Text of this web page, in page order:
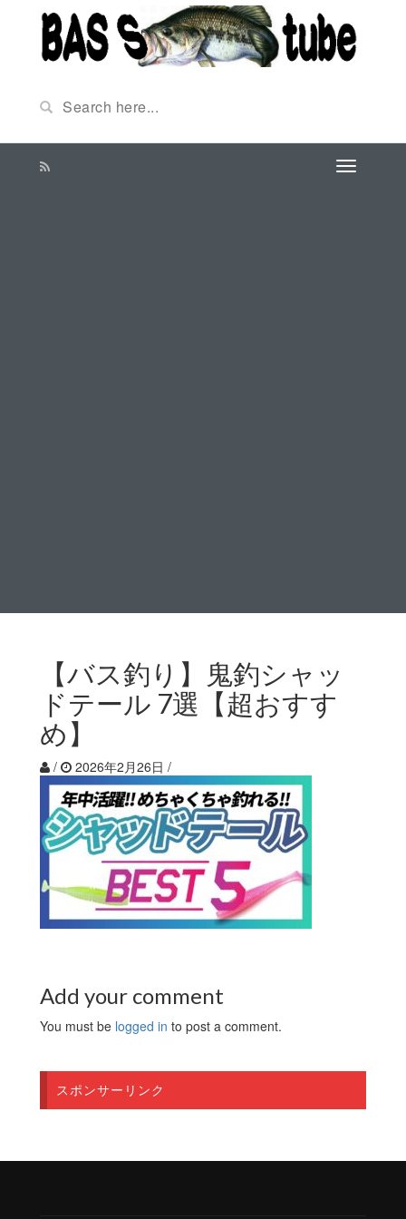
【バス釣り】鬼釣シャッ
ドテール 7選【超おすす
め】
/ 2026年2月26日 /
Add your comment
You must be logged in to post a comment.
スポンサーリンク